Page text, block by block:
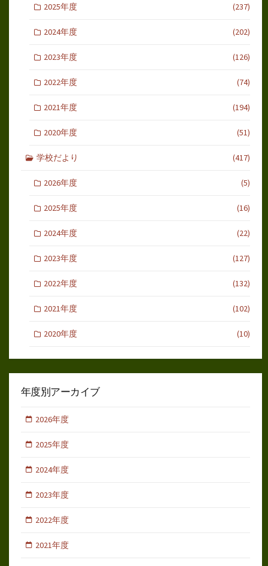
2025年度 (237)
2024年度 (202)
2023年度 (126)
2022年度 (74)
2021年度 (194)
2020年度 (51)
学校だより (417)
2026年度 (5)
2025年度 (16)
2024年度 (22)
2023年度 (127)
2022年度 (132)
2021年度 (102)
2020年度 (10)
年度別アーカイブ
2026年度
2025年度
2024年度
2023年度
2022年度
2021年度